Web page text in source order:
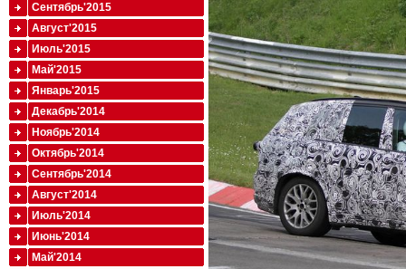
Сентябрь'2015
Август'2015
Июль'2015
Май'2015
Январь'2015
Декабрь'2014
Ноябрь'2014
Октябрь'2014
Сентябрь'2014
Август'2014
Июль'2014
Июнь'2014
Май'2014